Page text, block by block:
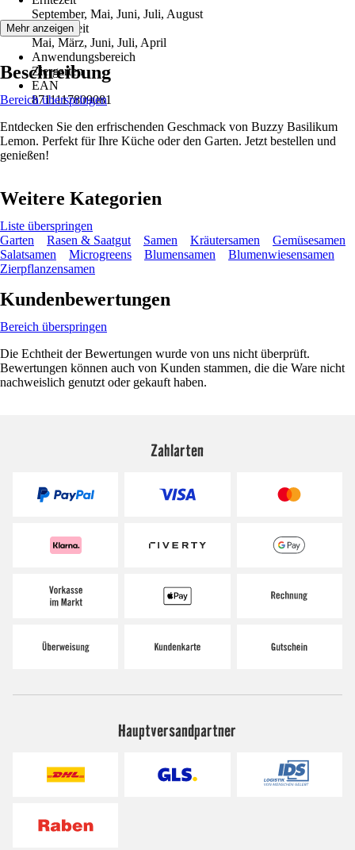
September, Mai, Juni, Juli, August
Aussaatzeit
Mai, März, Juni, Juli, April
Anwendungsbereich
Ziergarten
EAN
8711117809081
Mehr anzeigen
Beschreibung
Bereich überspringen
Entdecken Sie den erfrischenden Geschmack von Buzzy Basilikum
Lemon. Perfekt für Ihre Küche oder den Garten. Jetzt bestellen und
genießen!
Weitere Kategorien
Liste überspringen
Garten
Rasen & Saatgut Samen Kräutersamen
Gemüsesamen
Salatsamen
Microgreens Blumensamen
Blumenwiesensamen
Zierpflanzensamen
Kundenbewertungen
Bereich überspringen
Die Echtheit der Bewertungen wurde von uns nicht überprüft.
Bewertungen können auch von Kunden stammen, die die Ware nicht
nachweislich genutzt oder gekauft haben.
Zahlarten
Hauptversandpartner